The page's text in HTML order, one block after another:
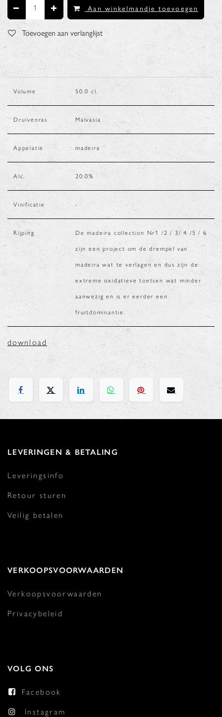
Aan winkelmandje toevoegen
Toevoegen aan verlanglijst
Volume 50.0 cl.
Druivenras Malvasia
Appelatie madeira
Alc. 20.0%
Vinificatie -
Rijping De madeira collection Nr1 /2 / 3/ 4 /5 / 6
zijn een project om de drempel van
madeira wat te verlagen en dus zijn de
extreme oxidatieve toetsen wat minder
aanwezig en is er eerder een
fruitdominantie.
download
LEVERINGEN & BETALING
Leveringsinfo
Retour sturen
Veilig betalen
VERKOOPSVOORWAARDEN
Verkoopsvoorwaarden
Privacybeleid
VOLG ONS
Facebook
Instagram